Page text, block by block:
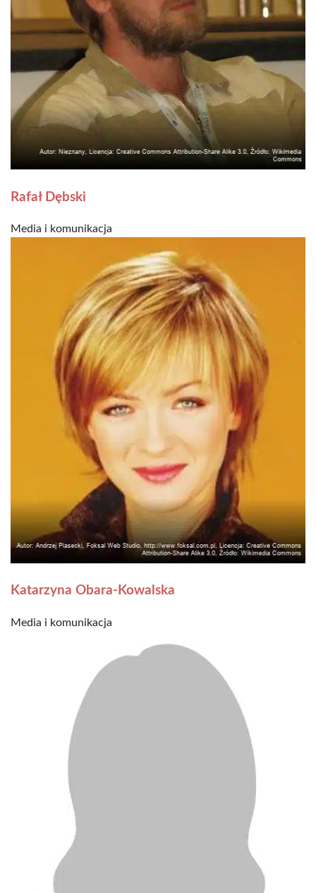
Rafał Dębski
Media i komunikacja
Katarzyna Obara-Kowalska
Media i komunikacja